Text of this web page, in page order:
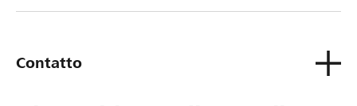
Contatto